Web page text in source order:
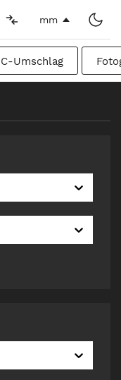
mm
C-Umschlag